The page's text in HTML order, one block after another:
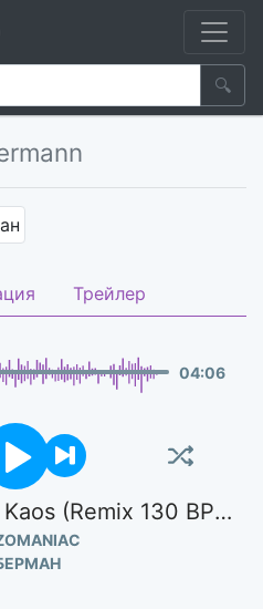
🔍
Трейлер
04:06
Bienvenue Dans Le Kaos (Remix 130 BPM)